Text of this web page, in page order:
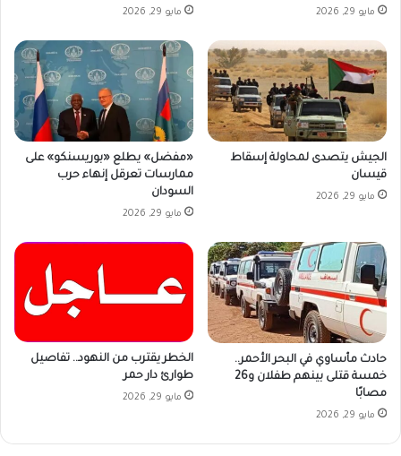
مايو 29, 2026 مايو 29, 2026
الجيش يتصدى لمحاولة إسقاط
قيسان
مايو 29, 2026
«مفضل» يطلع «بوريسنكو» على
ممارسات تعرقل إنهاء حرب
السودان
مايو 29, 2026
حادث مأساوي في البحر الأحمر..
خمسة قتلى بينهم طفلان و26
مصابًا
مايو 29, 2026
الخطر يقترب من النهود.. تفاصيل
طوارئ دار حمر
مايو 29, 2026